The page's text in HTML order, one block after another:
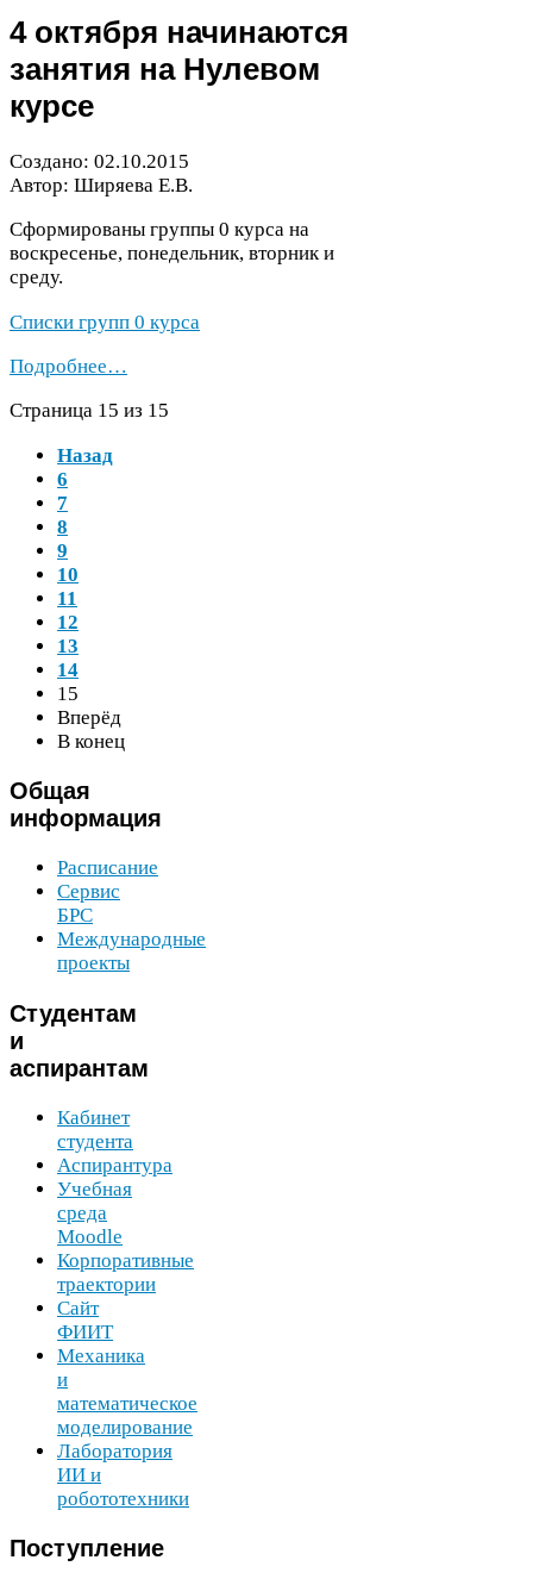
4октября начинаются
занятия на Нулевом
курсе
Создано: 02.10.2015
Автор: Ширяева Е.В.
Сформированы группы 0 курса на
воскресенье, понедельник, вторник и
среду.
Списки групп 0 курса
Подробнее…
Страница 15 из 15
Назад
6
7
8
9
10
11
12
13
14
15
Вперёд
В конец
Общая
информация
Расписание
Сервис
БРС
Международные
проекты
Студентам
и
аспирантам
Кабинет
студента
Аспирантура
Учебная
среда
Moodle
Корпоративные
траектории
Сайт
ФИИТ
Механика
и
математическое
моделирование
Лаборатория
ИИ и
робототехники
Поступление